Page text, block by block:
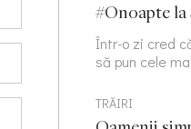
#Onoapte la
Într-o zi cred
să pun cele
TRĂIRI